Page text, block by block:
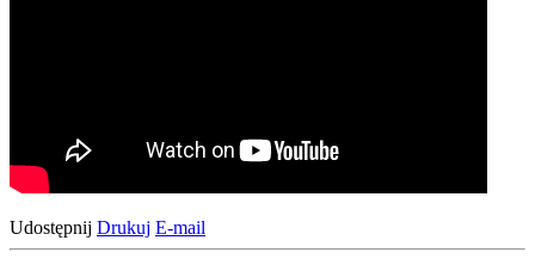
Udostępnij Drukuj E-mail